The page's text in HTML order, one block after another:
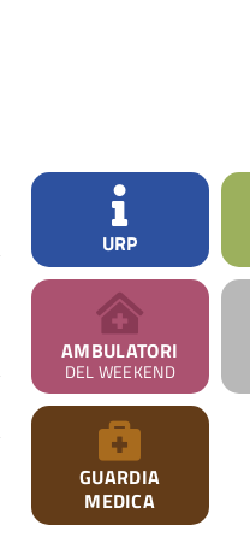
URP
AMBULATORI
DEL WEEKEND
GUARDIA
MEDICA